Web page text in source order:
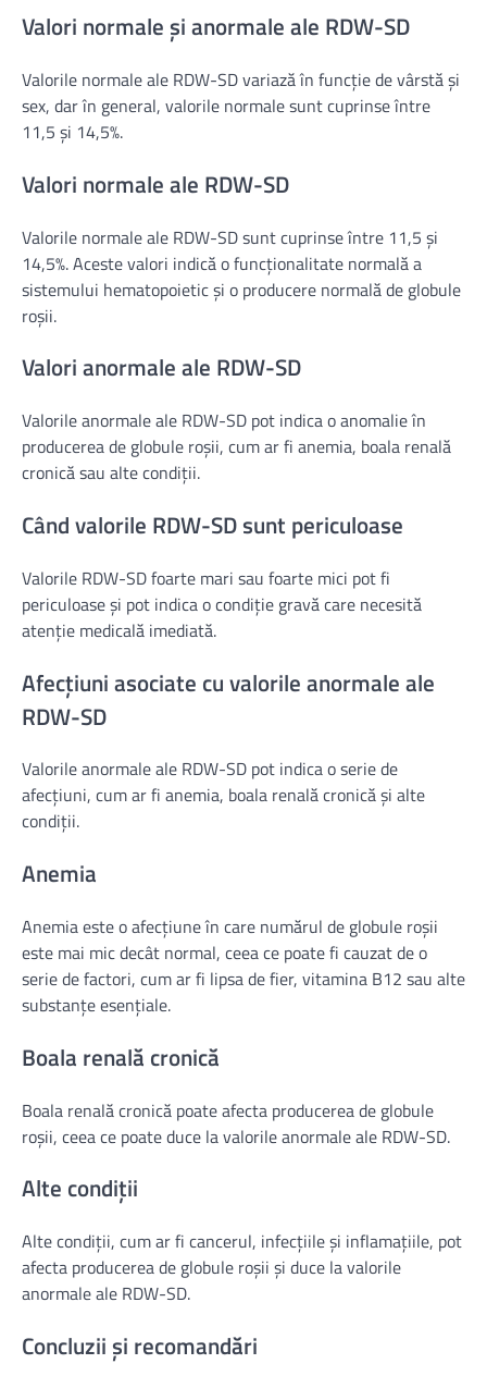
Valori normale și anormale ale RDW-SD
Valorile normale ale RDW-SD variază în funcție de vârstă și
sex, dar în general, valorile normale sunt cuprinse între
11,5 și 14,5%.
Valori normale ale RDW-SD
Valorile normale ale RDW-SD sunt cuprinse între 11,5 și
14,5%. Aceste valori indică o funcționalitate normală a
sistemului hematopoietic și o producere normală de globule
roșii.
Valori anormale ale RDW-SD
Valorile anormale ale RDW-SD pot indica o anomalie în
producerea de globule roșii, cum ar fi anemia, boala renală
cronică sau alte condiții.
Când valorile RDW-SD sunt periculoase
Valorile RDW-SD foarte mari sau foarte mici pot fi
periculoase și pot indica o condiție gravă care necesită
atenție medicală imediată.
Afecțiuni asociate cu valorile anormale ale
RDW-SD
Valorile anormale ale RDW-SD pot indica o serie de
afecțiuni, cum ar fi anemia, boala renală cronică și alte
condiții.
Anemia
Anemia este o afecțiune în care numărul de globule roșii
este mai mic decât normal, ceea ce poate fi cauzat de o
serie de factori, cum ar fi lipsa de fier, vitamina B12 sau alte
substanțe esențiale.
Boala renală cronică
Boala renală cronică poate afecta producerea de globule
roșii, ceea ce poate duce la valorile anormale ale RDW-SD.
Alte condiții
Alte condiții, cum ar fi cancerul, infecțiile și inflamațiile, pot
afecta producerea de globule roșii și duce la valorile
anormale ale RDW-SD.
Concluzii și recomandări